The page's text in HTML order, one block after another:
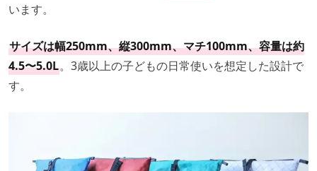
います。
サイズは幅250mm、縦300mm、マチ100mm、容量は約
4.5〜5.0L。3歳以上の子どもの日常使いを想定した設計で
す。